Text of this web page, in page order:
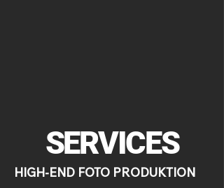
SERVICES
HIGH-END FOTO PRODUKTION